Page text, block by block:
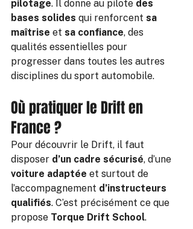
pilotage. Il donne au pilote des
bases solides qui renforcent sa
maîtrise et sa confiance, des
qualités essentielles pour
progresser dans toutes les autres
disciplines du sport automobile.
Où pratiquer le Drift en
France ?
Pour découvrir le Drift, il faut
disposer d’un cadre sécurisé, d’une
voiture adaptée et surtout de
l’accompagnement d’instructeurs
qualifiés. C’est précisément ce que
propose Torque Drift School.